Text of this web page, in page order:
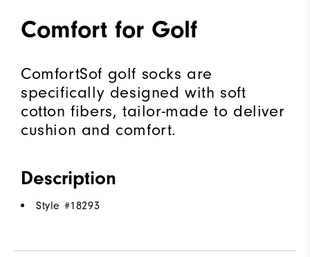
Comfort for Golf
ComfortSof golf socks are
specifically designed with soft
cotton fibers, tailor-made to deliver
cushion and comfort.
Description
Style #18293